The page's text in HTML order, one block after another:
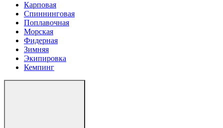
Карповая
Спиннинговая
Поплавочная
Морская
Фидерная
Зимняя
Экипировка
Кемпинг